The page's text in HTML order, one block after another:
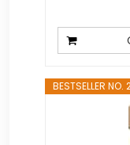
BESTSELLER NO.